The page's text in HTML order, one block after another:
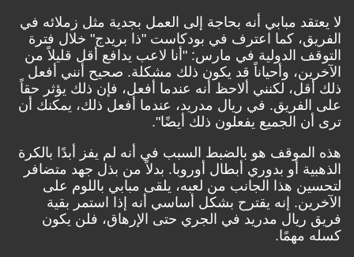
لا يعتقد مبابي أنه بحاجة إلى العمل بجدية مثل زملائه في
الفريق، كما اعترف في بودكاست "ذا بريدج" خلال فترة
التوقف الدولية في مارس: "أنا لاعب يدافع أقل قليلاً من
الآخرين، وأحياناً قد يكون ذلك مشكلة. صحيح أنني أفعل
ذلك أقل، لكنني ألاحظ أنه عندما أفعل، فإن ذلك يؤثر حقاً
على الفريق. في ريال مدريد، عندما أفعل ذلك، يمكنك أن
ترى أن الجميع يفعلون ذلك أيضًا".
هذه الموقف هو بالضبط السبب في أنه لم يفز أبدًا بالكرة
الذهبية أو بدوري أبطال أوروبا. بدلاً من بذل جهد متضافر
لتحسين هذا الجانب من لعبه، يلقى مبابي باللوم على
الآخرين. إنه يقترح بشكل أساسي أنه إذا استمر بقية
فريق ريال مدريد في الجري حتى الإرهاق، فلن يكون
كسله مهمًا.